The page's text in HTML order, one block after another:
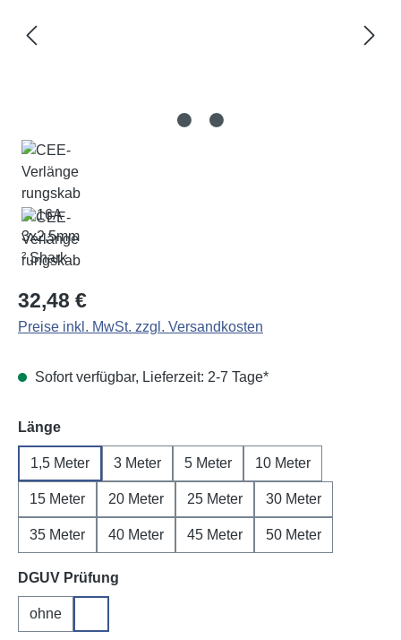
Regulärer Preis:
32,48 €
Preise inkl. MwSt. zzgl. Versandkosten
Sofort verfügbar, Lieferzeit: 2-7 Tage*
Längeauswählen
1,5 Meter 3 Meter 5 Meter 10 Meter
15 Meter 20 Meter 25 Meter 30 Meter
35 Meter 40 Meter 45 Meter 50 Meter
DGUV Prüfung
ohne